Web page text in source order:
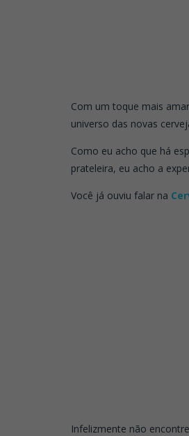
Com um toque mais
universo das novas
Como eu acho que há
prateleira, eu acho a
Você já ouviu falar na
Infelizmente não